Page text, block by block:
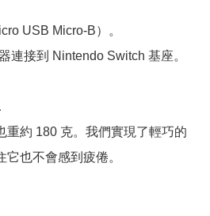
USB Micro-B）。
連接到 Nintendo Switch 基座。
重約 180 克。我們實現了輕巧的
也不會感到疲倦。